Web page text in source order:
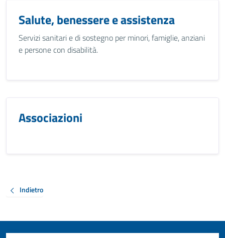
Salute, benessere e assistenza
Servizi sanitari e di sostegno per minori, famiglie, anziani
e persone con disabilità.
Associazioni
Indietro